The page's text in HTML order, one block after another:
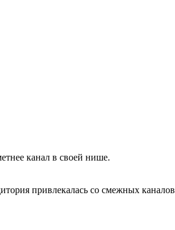
канал в своей нише.
привлекалась со смежных каналов